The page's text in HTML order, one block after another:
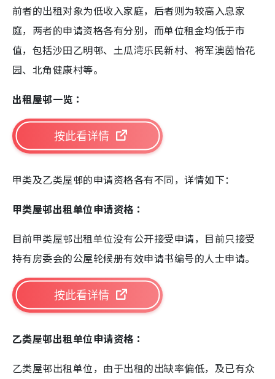
前者的出租对象为低收入家庭，后者则为较高入息家
庭，两者的申请资格各有分别，而单位租金均低于市
值，包括沙田乙明邨、土瓜湾乐民新村、将军澳茵怡花
园、北角健康村等。
出租屋邨一览：
按此看详情
甲类及乙类屋邨的申请资格各有不同，详情如下：
甲类屋邨出租单位申请资格：
目前甲类屋邨出租单位没有公开接受申请，目前只接受
持有房委会的公屋轮候册有效申请书编号的人士申请。
按此看详情
乙类屋邨出租单位申请资格：
乙类屋邨出租单位，由于出租的出缺率偏低，及已有众